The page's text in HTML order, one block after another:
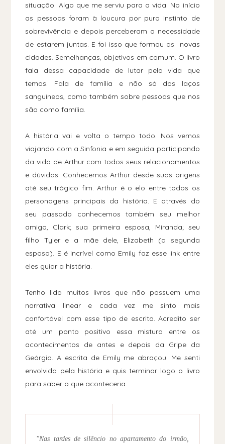
situação. Algo que me serviu para a vida. No início
as pessoas foram à loucura por puro instinto de
sobrevivência e depois perceberam a necessidade
de estarem juntas. E foi isso que formou as novas
cidades. Semelhanças, objetivos em comum. O livro
fala dessa capacidade de lutar pela vida que
temos. Fala de família e não só dos laços
sanguíneos, como também sobre pessoas que nos
são como família.
A história vai e volta o tempo todo. Nos vemos
viajando com a Sinfonia e em seguida participando
da vida de Arthur com todos seus relacionamentos
e dúvidas. Conhecemos Arthur desde suas origens
até seu trágico fim. Arthur é o elo entre todos os
personagens principais da história. E através do
seu passado conhecemos também seu melhor
amigo, Clark; sua primeira esposa, Miranda; seu
filho Tyler e a mãe dele, Elizabeth (a segunda
esposa). E é incrível como Emily faz esse link entre
eles guiar a história.
Tenho lido muitos livros que não possuem uma
narrativa linear e cada vez me sinto mais
confortável com esse tipo de escrita. Acredito ser
até um ponto positivo essa mistura entre os
acontecimentos de antes e depois da Gripe da
Geórgia. A escrita de Emily me abraçou. Me senti
envolvida pela história e quis terminar logo o livro
para saber o que aconteceria.
"Nas tardes de silêncio no apartamento do irmão,